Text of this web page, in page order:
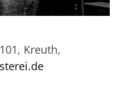
Kreuth,